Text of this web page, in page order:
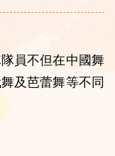
員不但在中國舞
及芭蕾舞等不同